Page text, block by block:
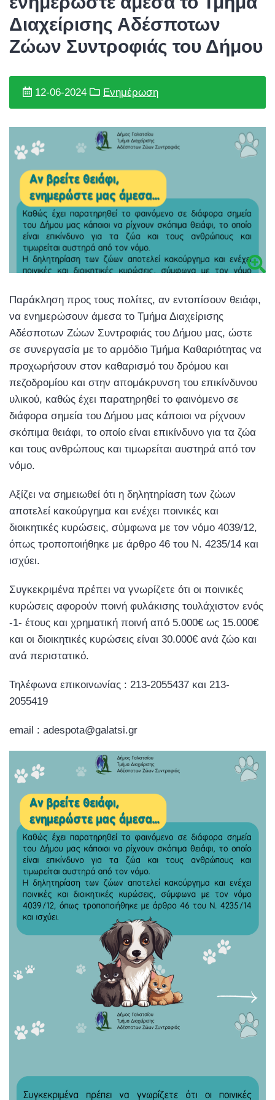
Διαχείρισης Αδέσποτων
Ζώων Συντροφιάς του Δήμου
12-06-2024 Ενημέρωση
Παράκληση προς τους πολίτες, αν εντοπίσουν θειάφι,
να ενημερώσουν άμεσα το Τμήμα Διαχείρισης
Αδέσποτων Ζώων Συντροφιάς του Δήμου μας, ώστε
σε συνεργασία με το αρμόδιο Τμήμα Καθαριότητας να
προχωρήσουν στον καθαρισμό του δρόμου και
πεζοδρομίου και στην απομάκρυνση του επικίνδυνου
υλικού, καθώς έχει παρατηρηθεί το φαινόμενο σε
διάφορα σημεία του Δήμου μας κάποιοι να ρίχνουν
σκόπιμα θειάφι, το οποίο είναι επικίνδυνο για τα ζώα
και τους ανθρώπους και τιμωρείται αυστηρά από τον
νόμο.
Αξίζει να σημειωθεί ότι η δηλητηρίαση των ζώων
αποτελεί κακούργημα και ενέχει ποινικές και
διοικητικές κυρώσεις, σύμφωνα με τον νόμο 4039/12,
όπως τροποποιήθηκε με άρθρο 46 του Ν. 4235/14 και
ισχύει.
Συγκεκριμένα πρέπει να γνωρίζετε ότι οι ποινικές
κυρώσεις αφορούν ποινή φυλάκισης τουλάχιστον ενός
-1- έτους και χρηματική ποινή από 5.000€ ως 15.000€
και οι διοικητικές κυρώσεις είναι 30.000€ ανά ζώο και
ανά περιστατικό.
Τηλέφωνα επικοινωνίας : 213-2055437 και 213-
2055419
email : adespota@galatsi.gr